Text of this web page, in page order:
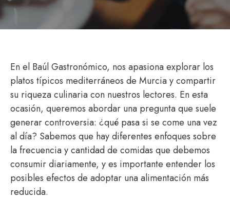
En el Baúl Gastronómico, nos apasiona explorar los
platos típicos mediterráneos de Murcia y compartir
su riqueza culinaria con nuestros lectores. En esta
ocasión, queremos abordar una pregunta que suele
generar controversia: ¿qué pasa si se come una vez
al día? Sabemos que hay diferentes enfoques sobre
la frecuencia y cantidad de comidas que debemos
consumir diariamente, y es importante entender los
posibles efectos de adoptar una alimentación más
reducida.